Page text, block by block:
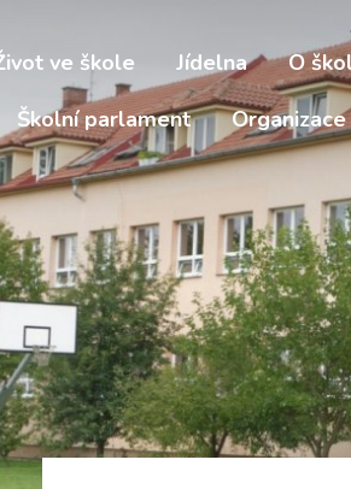
ve škole Jídelna O
Školní parlament